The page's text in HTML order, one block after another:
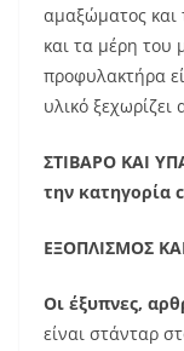
αμαξώματος και
και τα μέρη του
προφυλακτήρα
υλικό
ΣΤΙΒΑΡΟ ΚΑΙ
την κατηγορία c
ΕΞΟΠΛΙΣΜΟΣ
Οι έξυπνες,
είναι στάνταρ